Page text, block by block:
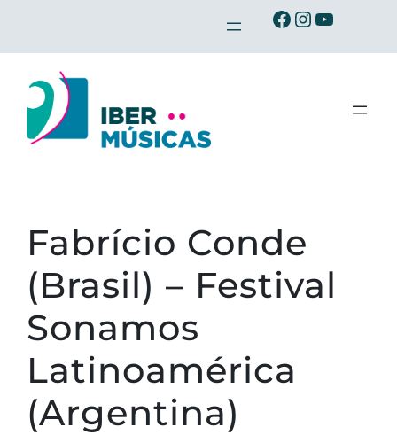
contenido
Ibermusicas en Facebook
Ibermusicas en Instagram
Ibermusicas en Youtube
Fabrício Conde
(Brasil) – Festival
Sonamos
Latinoamérica
(Argentina)